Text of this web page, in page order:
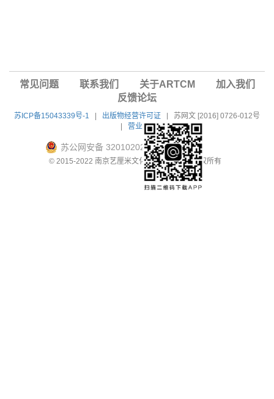
常见问题 联系我们 关于ARTCM
加入我们
反馈论坛
苏ICP备15043339号-1 出版物经营许可证
苏网文 [2016] 0726-012号
营业执照
苏公网安备 32010202010604号
© 2015-2022 南京艺厘米文化科技有限公司 版权所有